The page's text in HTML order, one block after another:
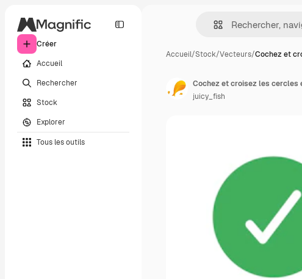
Créer
Accueil
Rechercher
Stock
Explorer
Tous les outils
Accueil/Stock/Vecteurs/Cochez et
Cochez et croisez les cercles
juicy_fish